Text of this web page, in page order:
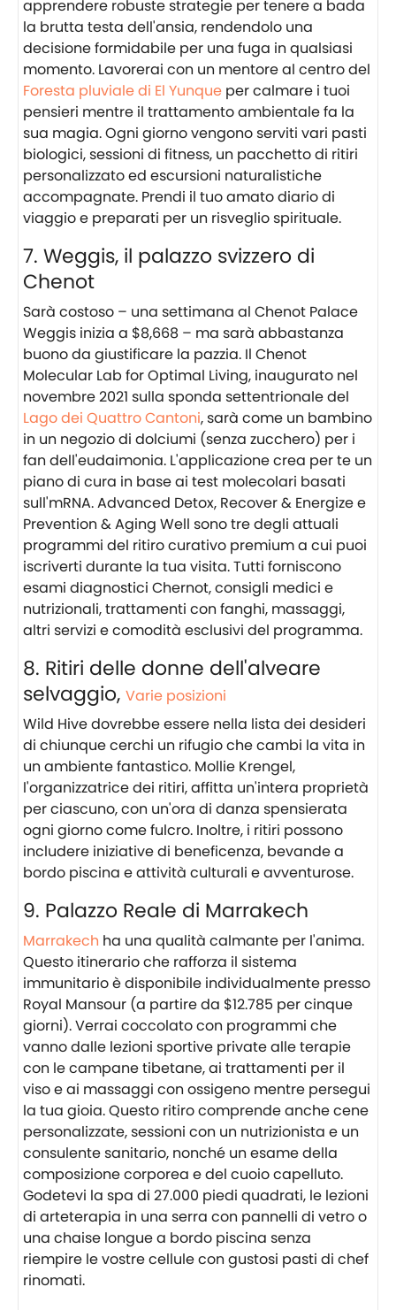
apprendere robuste strategie per tenere a bada
la brutta testa dell'ansia, rendendolo una
decisione formidabile per una fuga in qualsiasi
momento. Lavorerai con un mentore al centro del
Foresta pluviale di El Yunque per calmare i tuoi
pensieri mentre il trattamento ambientale fa la
sua magia. Ogni giorno vengono serviti vari pasti
biologici, sessioni di fitness, un pacchetto di ritiri
personalizzato ed escursioni naturalistiche
accompagnate. Prendi il tuo amato diario di
viaggio e preparati per un risveglio spirituale.
7. Weggis, il palazzo svizzero di
Chenot
Sarà costoso – una settimana al Chenot Palace
Weggis inizia a $8,668 – ma sarà abbastanza
buono da giustificare la pazzia. Il Chenot
Molecular Lab for Optimal Living, inaugurato nel
novembre 2021 sulla sponda settentrionale del
Lago dei Quattro Cantoni, sarà come un bambino
in un negozio di dolciumi (senza zucchero) per i
fan dell'eudaimonia. L'applicazione crea per te un
piano di cura in base ai test molecolari basati
sull'mRNA. Advanced Detox, Recover & Energize e
Prevention & Aging Well sono tre degli attuali
programmi del ritiro curativo premium a cui puoi
iscriverti durante la tua visita. Tutti forniscono
esami diagnostici Chernot, consigli medici e
nutrizionali, trattamenti con fanghi, massaggi,
altri servizi e comodità esclusivi del programma.
8. Ritiri delle donne dell'alveare
selvaggio, Varie posizioni
Wild Hive dovrebbe essere nella lista dei desideri
di chiunque cerchi un rifugio che cambi la vita in
un ambiente fantastico. Mollie Krengel,
l'organizzatrice dei ritiri, affitta un'intera proprietà
per ciascuno, con un'ora di danza spensierata
ogni giorno come fulcro. Inoltre, i ritiri possono
includere iniziative di beneficenza, bevande a
bordo piscina e attività culturali e avventurose.
9. Palazzo Reale di Marrakech
Marrakech ha una qualità calmante per l'anima.
Questo itinerario che rafforza il sistema
immunitario è disponibile individualmente presso
Royal Mansour (a partire da $12.785 per cinque
giorni). Verrai coccolato con programmi che
vanno dalle lezioni sportive private alle terapie
con le campane tibetane, ai trattamenti per il
viso e ai massaggi con ossigeno mentre persegui
la tua gioia. Questo ritiro comprende anche cene
personalizzate, sessioni con un nutrizionista e un
consulente sanitario, nonché un esame della
composizione corporea e del cuoio capelluto.
Godetevi la spa di 27.000 piedi quadrati, le lezioni
di arteterapia in una serra con pannelli di vetro o
una chaise longue a bordo piscina senza
riempire le vostre cellule con gustosi pasti di chef
rinomati.